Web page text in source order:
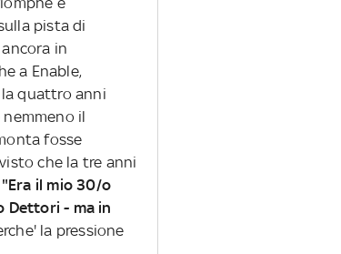
pista di
in
a Enable,
la quattro anni
il
fosse
che la tre anni
"Era il mio 30/o
Dettori - ma in
la pressione